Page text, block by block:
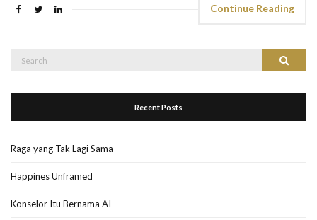
Continue Reading
Search
Recent Posts
Raga yang Tak Lagi Sama
Happines Unframed
Konselor Itu Bernama AI